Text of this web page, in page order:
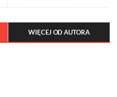
WIĘCEJ OD AUTORA